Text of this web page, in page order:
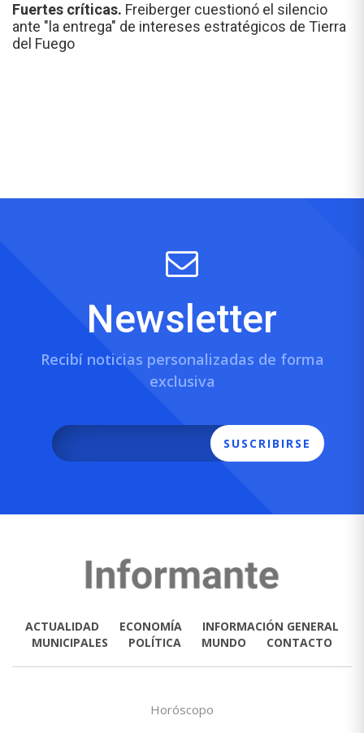
Fuertes críticas. Freiberger cuestionó el silencio
ante "la entrega" de intereses estratégicos de Tierra
del Fuego
Newsletter
Recibí noticias personalizadas de forma
exclusiva
SUSCRIBIRSE
ACTUALIDAD ECONOMÍA
INFORMACIÓN GENERAL
MUNICIPALES
POLÍTICA MUNDO CONTACTO
Horóscopo